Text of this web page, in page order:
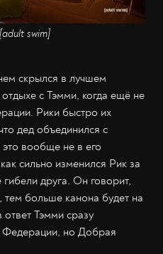
swim]
скрылся в лучшем
с Тэмми, когда ещё не
Рики быстро их
дед объединился с
вообще не в его
сильно изменился Рик за
друга. Он говорит,
тем больше канона будет на
ответ Тэмми сразу
Федерации, но Добрая